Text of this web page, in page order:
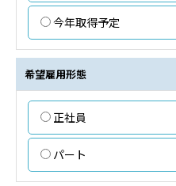
今年取得予定
希望雇用形態
正社員
パート